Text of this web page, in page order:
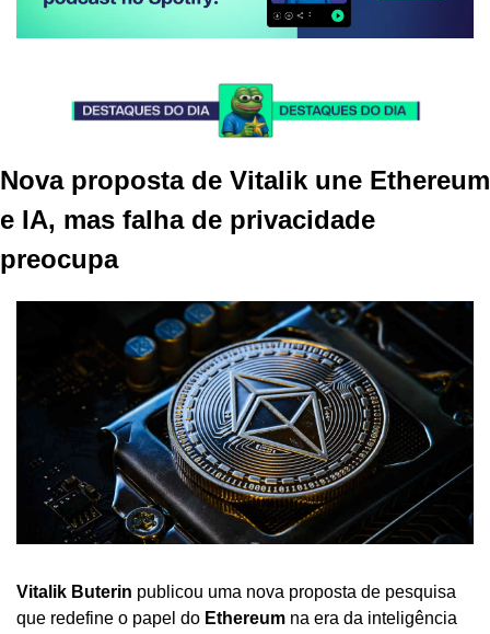
Nova proposta de Vitalik une Ethereum
e IA, mas falha de privacidade
preocupa
Vitalik Buterin publicou uma nova proposta de pesquisa
que redefine o papel do Ethereum na era da inteligência